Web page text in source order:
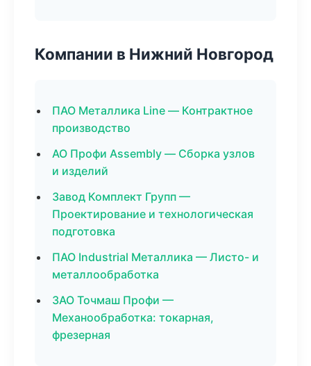
Компании в Нижний Новгород
ПАО Металлика Line — Контрактное
производство
АО Профи Assembly — Сборка узлов
и изделий
Завод Комплект Групп —
Проектирование и технологическая
подготовка
ПАО Industrial Металлика — Листо- и
металлообработка
ЗАО Точмаш Профи —
Механообработка: токарная,
фрезерная